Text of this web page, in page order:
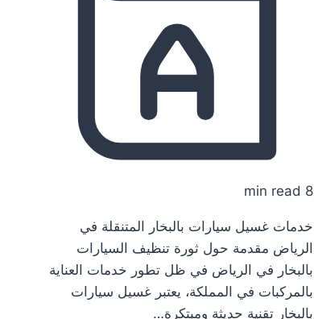
8 min read
خدمات غسيل سيارات بالبخار المتنقلة في
الرياض مقدمة حول ثورة تنظيف السيارات
بالبخار في الرياض في ظل تطور خدمات العناية
بالمركبات في المملكة، يعتبر غسيل سيارات
بالبخار تقنية حديثة ومبتكرة…